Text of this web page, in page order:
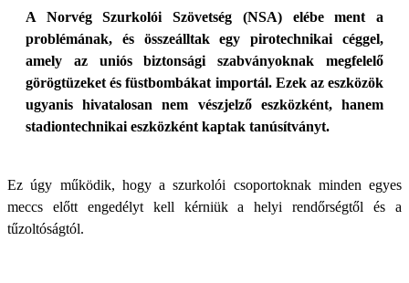
A Norvég Szurkolói Szövetség (NSA) elébe ment a
problémának, és összeálltak egy pirotechnikai céggel,
amely az uniós biztonsági szabványoknak megfelelő
görögtüzeket és füstbombákat importál. Ezek az eszközök
ugyanis hivatalosan nem vészjelző eszközként, hanem
stadiontechnikai eszközként kaptak tanúsítványt.
Ez úgy működik, hogy a szurkolói csoportoknak minden egyes
meccs előtt engedélyt kell kérniük a helyi rendőrségtől és a
tűzoltóságtól.